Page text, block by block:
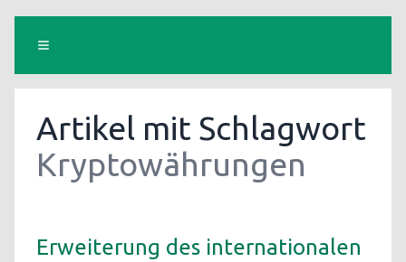
Artikel mit Schlagwort
Kryptowährungen
Erweiterung des internationalen